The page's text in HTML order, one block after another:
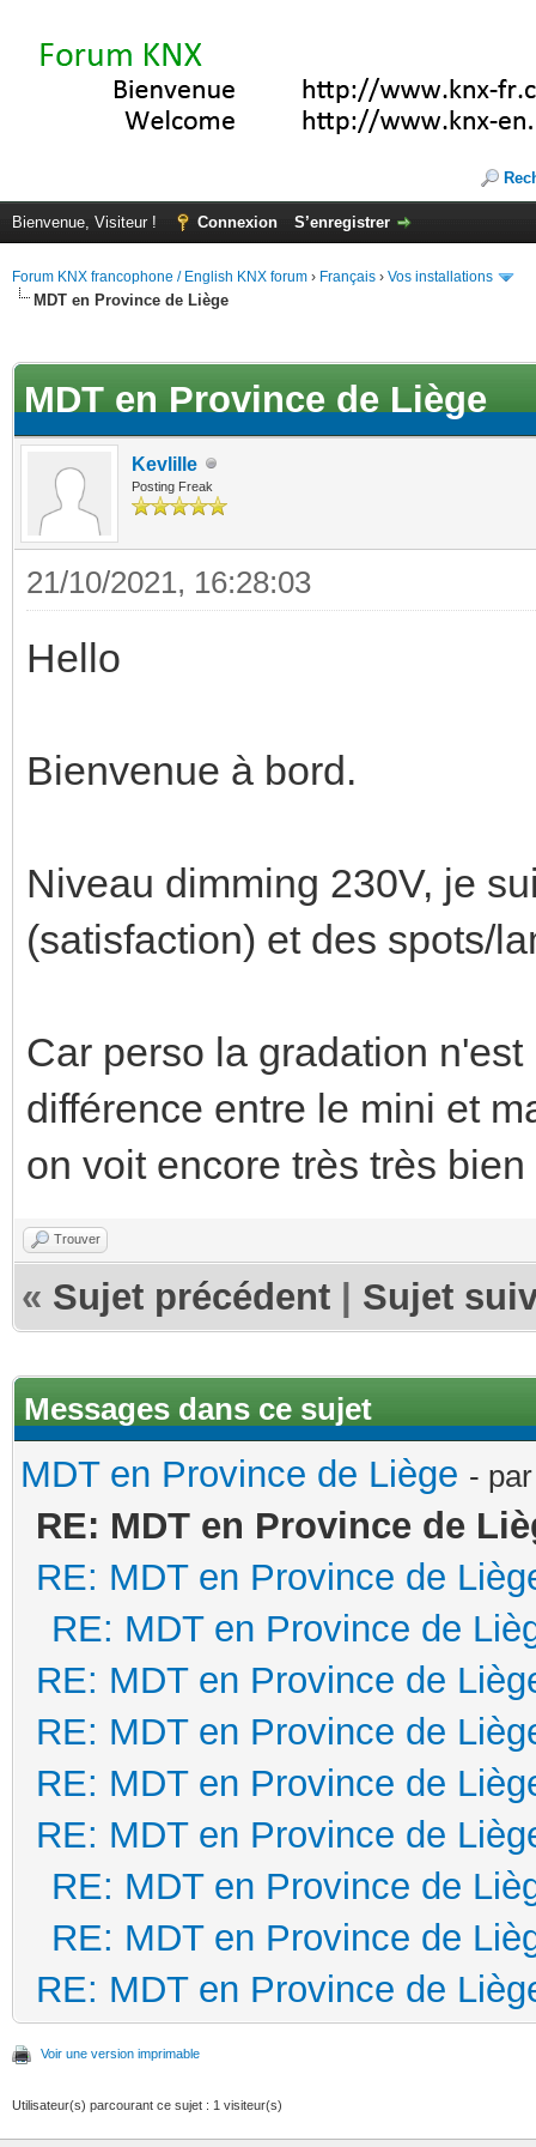
Bienvenue, Visiteur ! Connexion S’enregistrer
Forum KNX francophone / English KNX forum › Français › Vos installations
MDT en Province de Liège
MDT en Province de Liège
Kevlille
Posting Freak
21/10/2021, 16:28:03
Hello
Bienvenue à bord.
Niveau dimming 230V, je
(satisfaction) et des spots/
Car perso la gradation
différence entre le mini et
on voit encore très très bien
Trouver
« Sujet précédent Sujet
Messages dans ce sujet
MDT en Province de Liège -
RE: MDT en Province de
RE: MDT en Province de
RE: MDT en Province de
RE: MDT en Province de
RE: MDT en Province de
RE: MDT en Province de
RE: MDT en Province de
RE: MDT en Province de
RE: MDT en Province de
RE: MDT en Province de
Voir une version imprimable
Utilisateur(s) parcourant ce sujet : 1 visiteur(s)